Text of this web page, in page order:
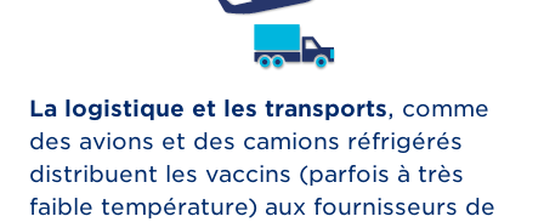
La logistique et les transports, comme
des avions et des camions réfrigérés
distribuent les vaccins (parfois à très
faible température) aux fournisseurs de